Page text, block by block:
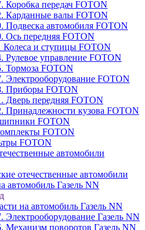
Коробка передач FOTON
Карданные валы FOTON
Подвеска автомобиля FOTON
Ось передняя FOTON
Колеса и ступицы FOTON
Рулевое управление FOTON
Тормоза FOTON
Электрооборудование FOTON
Приборы FOTON
Дверь передняя FOTON
Принадлежности кузова FOTON
FOTON
FOTON
FOTON
автомобили
отечественные автомобили
автомобиль Газель NN
на автомобиль Газель NN
Электрооборудование Газель NN
Механизм поворотов Газель NN